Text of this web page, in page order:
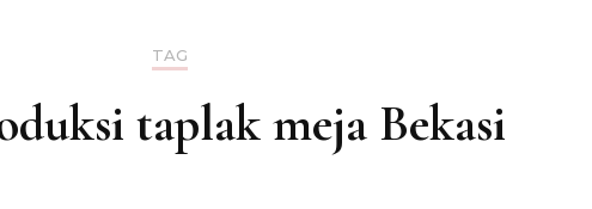
TAG
taplak meja Bekasi